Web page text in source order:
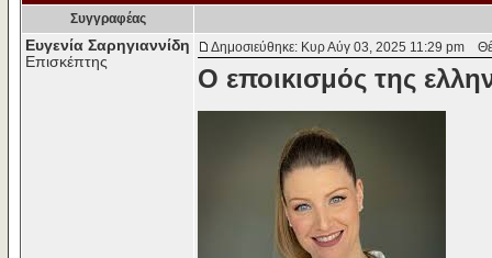
Συγγραφέας
Ευγενία Σαρηγιαννίδη
Επισκέπτης
Δημοσιεύθηκε: Κυρ Αύγ 03, 2025 11:29 pm
Ο εποικισμός της